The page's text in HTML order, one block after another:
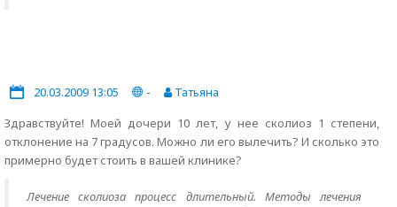
20.03.2009 13:05 -
Татьяна
Здравствуйте! Моей дочери 10 лет, у нее сколиоз 1 степени,
отклонение на 7 градусов. Можно ли его вылечить? И сколько это
примерно будет стоить в вашей клинике?
Лечение сколиоза процесс длительный. Методы лечения